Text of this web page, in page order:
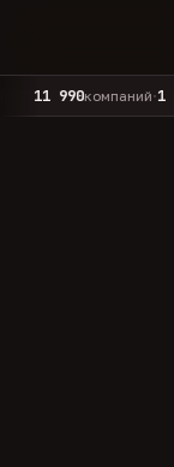
компаний•1 630персон